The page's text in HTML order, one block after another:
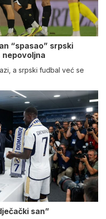
“spasao” srpski
a srpski fudbal već se
san”